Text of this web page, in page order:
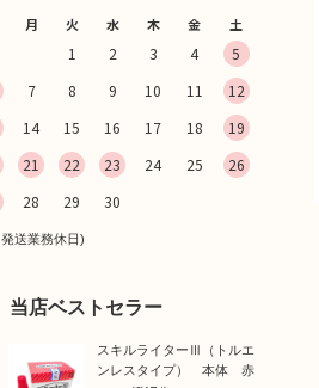
月 火 水 木 金 土
1 2 3 4
5
7 8 9 10 11
12
14 15 16 17 18
19
21 22 23 24 25
26
28 29 30
発送業務休日)
当店ベストセラー
スキルライターⅢ（トルエ
ンレスタイプ） 本体 赤